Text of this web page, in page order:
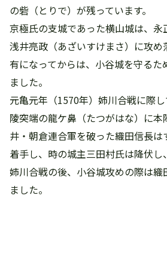
の砦（とりで）が残っています。
京極氏の支城であった横山城は、
浅井亮政（あざいすけまさ）に攻
有になってからは、小谷城を守るた
ました。
元亀元年（1570年）姉川合戦に際
陵突端の龍ケ鼻（たつがはな）に
井・朝倉連合軍を破った織田信長
着手し、時の城主三田村氏は降伏し
姉川合戦の後、小谷城攻めの際は織
ました。